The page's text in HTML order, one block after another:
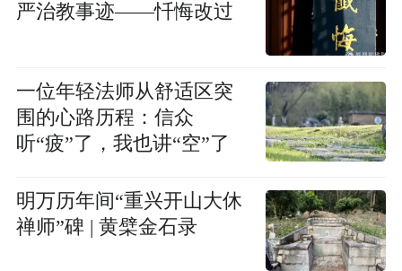
严治教事迹——忏悔改过
一位年轻法师从舒适区突
围的心路历程：信众
听“疲”了，我也讲“空”了
明万历年间“重兴开山大休
禅师”碑 | 黄檗金石录